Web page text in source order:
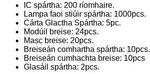
IC spártha: 200 ríomhaire.
Lampa faoi stiúir spártha: 1000pcs.
Cárta Glactha Spártha: 5pc.
Modúil breise: 24pcs.
Masc breise: 20pcs.
Breiseán comhartha spártha: 10pcs.
Breiseán cumhachta breise: 10pcs
Glasáil spártha: 2pcs.